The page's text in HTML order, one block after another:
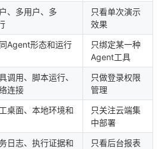
、多用户、多
只看单次演示
效果
Agent形态和运行
只绑定某一种
Agent工具
调用、脚本运行、
连接
只做登录权限
管理
桌面、本地环境和
只关注云端集
中部署
日志、执行证据和
只看后台报表